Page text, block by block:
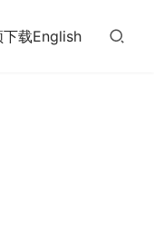
下载English